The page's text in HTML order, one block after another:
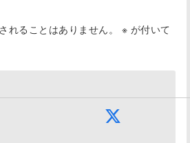
れることはありません。 ※ が付いて